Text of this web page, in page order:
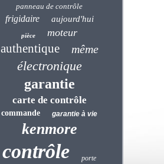
panneau de contrôle
frigidaire aujourd'hui
pièce moteur
authentique même
électronique
garantie
carte de contrôle
commande garantie à vie
kenmore
contrôle porte